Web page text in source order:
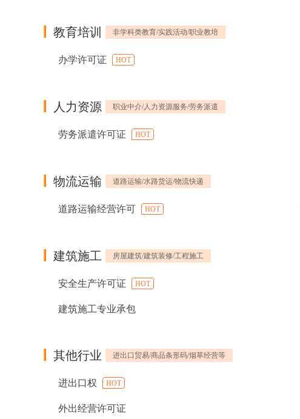
教育培训 非学科类教育/实践活动/职业教培
办学许可证 HOT
人力资源 职业中介/人力资源服务/劳务派遣
劳务派遣许可证 HOT
物流运输 道路运输/水路货运/物流快递
道路运输经营许可 HOT
建筑施工 房屋建筑/建筑装修/工程施工
安全生产许可证 HOT
建筑施工专业承包
其他行业 进出口贸易/商品条形码/烟草经营等
进出口权 HOT
外出经营许可证